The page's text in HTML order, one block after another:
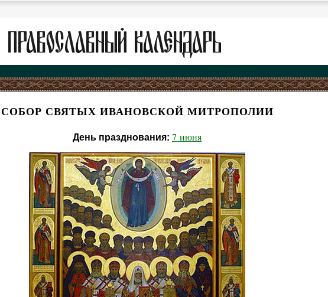
СОБОР СВЯТЫХ ИВАНОВСКОЙ МИТРОПОЛИИ
День празднования: 7 июня